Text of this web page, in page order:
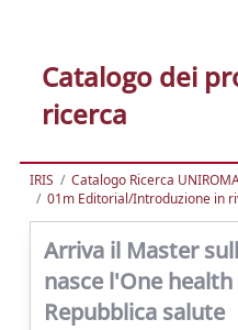
Catalogo dei
ricerca
IRIS Catalogo Ricerca
01m Editorial/Introduzione in
Arriva il Master
nasce l'One
Repubblica salute